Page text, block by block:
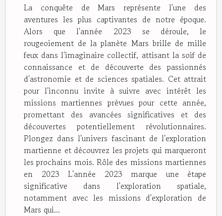
La conquête de Mars représente l'une des
aventures les plus captivantes de notre époque.
Alors que l'année 2023 se déroule, le
rougeoiement de la planète Mars brille de mille
feux dans l'imaginaire collectif, attisant la soif de
connaissance et de découverte des passionnés
d'astronomie et de sciences spatiales. Cet attrait
pour l'inconnu invite à suivre avec intérêt les
missions martiennes prévues pour cette année,
promettant des avancées significatives et des
découvertes potentiellement révolutionnaires.
Plongez dans l'univers fascinant de l'exploration
martienne et découvrez les projets qui marqueront
les prochains mois. Rôle des missions martiennes
en 2023 L'année 2023 marque une étape
significative dans l'exploration spatiale,
notamment avec les missions d'exploration de
Mars qui...